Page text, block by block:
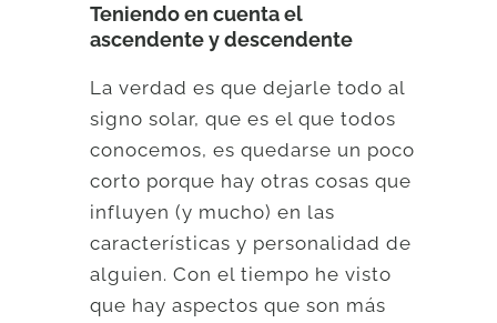
Teniendo en cuenta el
ascendente y descendente
La verdad es que dejarle todo al
signo solar, que es el que todos
conocemos, es quedarse un poco
corto porque hay otras cosas que
influyen (y mucho) en las
características y personalidad de
alguien. Con el tiempo he visto
que hay aspectos que son más